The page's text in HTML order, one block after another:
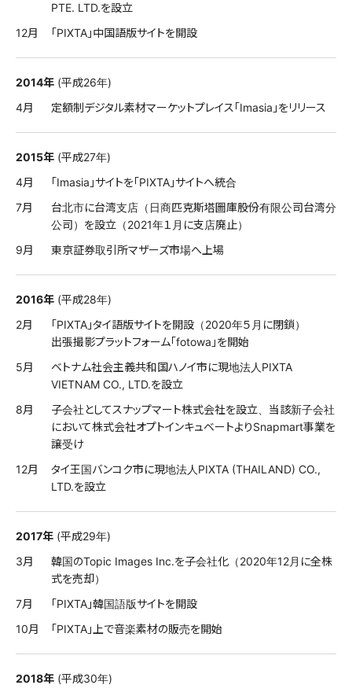
PTE. LTD.を設立
12月
「PIXTA」中国語版サイトを開設
2014年 (平成26年)
4月
定額制デジタル素材マーケットプレイス「Imasia」をリリース
2015年 (平成27年)
4月
「Imasia」サイトを「PIXTA」サイトへ統合
7月
台北市に台湾支店（日商匹克斯塔圖庫股份有限公司台湾分
公司）を設立（2021年１月に支店廃止）
9月
東京証券取引所マザーズ市場へ上場
2016年 (平成28年)
2月
「PIXTA」タイ語版サイトを開設（2020年５月に閉鎖）
出張撮影プラットフォーム「fotowa」を開始
5月
ベトナム社会主義共和国ハノイ市に現地法人PIXTA
VIETNAM CO., LTD.を設立
8月
子会社としてスナップマート株式会社を設立、当該新子会社
において株式会社オプトインキュベートよりSnapmart事業を
譲受け
12月
タイ王国バンコク市に現地法人PIXTA (THAILAND) CO.,
LTD.を設立
2017年 (平成29年)
3月
韓国のTopic Images Inc.を子会社化（2020年12月に全株
式を売却）
7月
「PIXTA」韓国語版サイトを開設
10月
「PIXTA」上で音楽素材の販売を開始
2018年 (平成30年)